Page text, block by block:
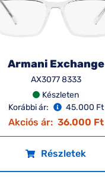
Armani Exchange
AX3077 8333
Készleten
Korábbi ár:
45.000 Ft
Akciós ár: 36.000 Ft
Részletek